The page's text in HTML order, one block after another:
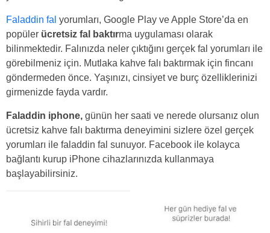
Faladdin fal yorumları, Google Play ve Apple Store’da en
popüler ücretsiz fal baktırma uygulaması olarak
bilinmektedir. Falınızda neler çıktığını gerçek fal yorumları ile
görebilmeniz için. Mutlaka kahve falı baktırmak için fincanı
göndermeden önce. Yaşınızı, cinsiyet ve burç özelliklerinizi
girmenizde fayda vardır.
Faladdin iphone, günün her saati ve nerede olursanız olun
ücretsiz kahve falı baktırma deneyimini sizlere özel gerçek
yorumları ile faladdin fal sunuyor. Facebook ile kolayca
bağlantı kurup iPhone cihazlarınızda kullanmaya
başlayabilirsiniz.